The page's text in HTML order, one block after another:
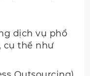
dịch vụ phổ
cụ thể như